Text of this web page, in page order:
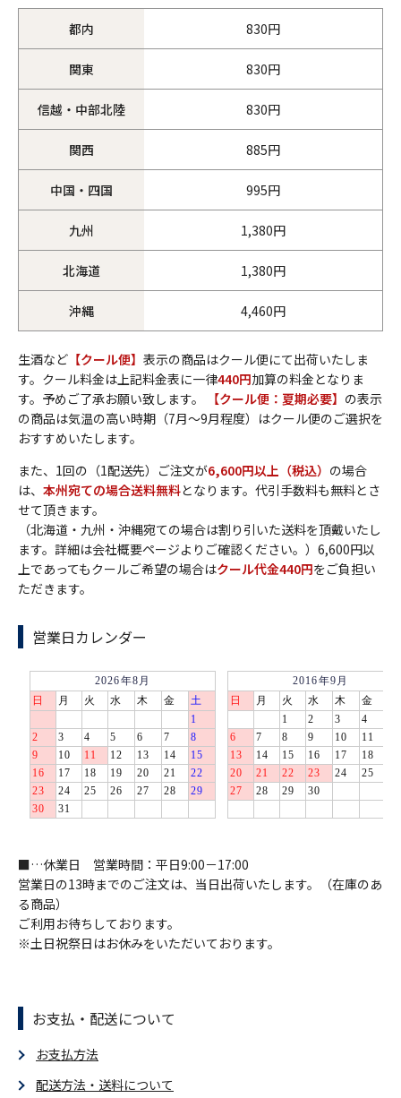
都内 830円
関東 830円
信越・中部北陸 830円
関西 885円
中国・四国 995円
九州 1,380円
北海道 1,380円
沖縄 4,460円
生酒など 【クール便】 表示の商品はクール便にて出荷いたしま
す。クール料金は上記料金表に一律440円加算の料金となりま
す。予めご了承お願い致します。
【クール便：夏期必要】 の表示
の商品は気温の高い時期（7月～9月程度）はクール便のご選択を
おすすめいたします。
また、1回の（1配送先）ご注文が6,600円以上（税込） の場合
は、 本州宛ての場合送料無料となります。代引手数料も無料とさ
せて頂きます。
（北海道・九州・沖縄宛ての場合は割り引いた送料を頂戴いたし
ます。詳細は会社概要ページよりご確認ください。）6,600円以
上であってもクールご希望の場合はクール代金440円をご負担い
ただきます。
営業日カレンダー
■…休業日 営業時間：平日9:00－17:00
営業日の13時までのご注文は、当日出荷いたします。（在庫のあ
る商品）
ご利用お待ちしております。
※土日祝祭日はお休みをいただいております。
お支払・配送について
お支払方法
配送方法・送料について